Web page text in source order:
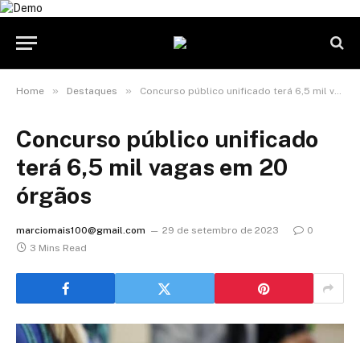
Home » Destaques » Concurso público unificado terá 6,5 mil vagas em 20 órgãos
Concurso público unificado
terá 6,5 mil vagas em 20
órgãos
marciomais100@gmail.com 29 de setembro de 2023
0
3 Mins Read